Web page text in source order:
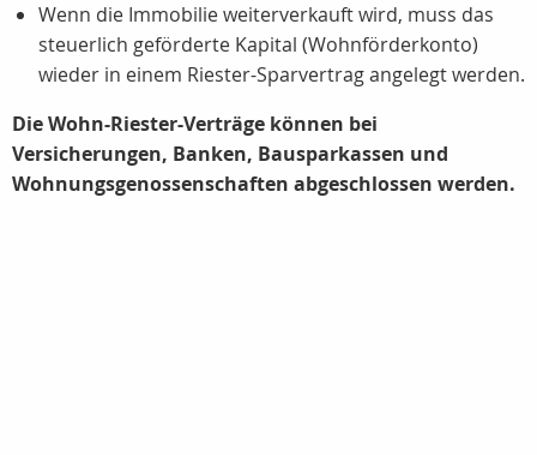
Wenn die Immobilie weiterverkauft wird, muss das
steuerlich geförderte Kapital (Wohnförderkonto)
wieder in einem Riester-Sparvertrag angelegt werden.
Die Wohn-Riester-Verträge können bei
Versicherungen, Banken, Bausparkassen und
Wohnungsgenossenschaften abgeschlossen werden.